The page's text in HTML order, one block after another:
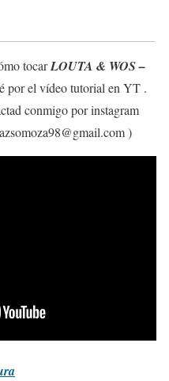
tocarLOUTA & WOS –
por el vídeo tutorial en YT .
conmigo por instagram
)